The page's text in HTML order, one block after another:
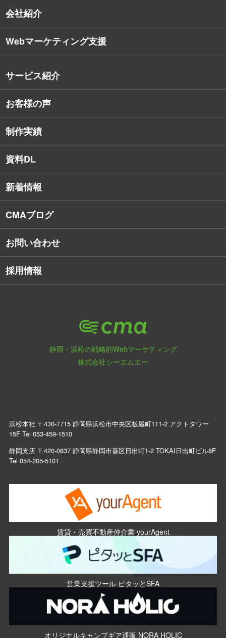
会社紹介
会社概要
デザイナー・エンジニア紹介
社員保有資格
Webマーケティング支援
サービス紹介
戦略的Webサイト制作
インターネット広告
SNSコンサルティング
Webアプリケーション開発
お客様の声
制作実績
資料DL
新着情報
CMAブログ
お問い合わせ
採用情報
静岡・浜松の戦略的Webマーケティング
株式会社シーエムエー
浜松本社 〒430-7715 静岡県浜松市中央区板屋町111-2 アクトタワー
15F Tel 053-459-1510
静岡支店 〒420-0837 静岡県静岡市葵区日出町1-2 TOKAI日出町ビル8F
Tel 054-205-5101
賃貸・売買不動産仲介業 yourAgent
営業支援ツール ピタッとSFA
オリジナルキャンプギア通販 NORA HOLIC